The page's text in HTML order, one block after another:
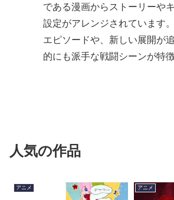
である漫画からストーリーや
設定がアレンジされています
エピソードや、新しい展開が
的にも派手な戦闘シーンが特徴
人気の作品
アニメ アニメ